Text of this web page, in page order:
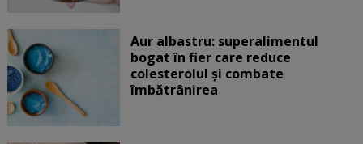
Aur albastru: superalimentul
bogat în fier care reduce
colesterolul și combate
îmbătrânirea